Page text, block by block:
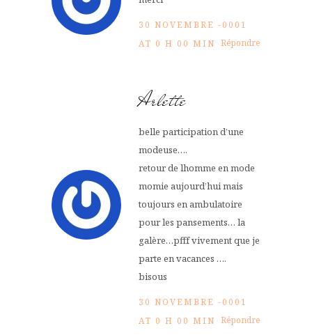
30 NOVEMBRE -0001
AT 0 H 00 MIN Répondre
Arlette
belle participation d’une
modeuse….
retour de lhomme en mode
momie aujourd’hui mais
toujours en ambulatoire
pour les pansements… la
galère…pfff vivement que je
parte en vacances ….
bisous
30 NOVEMBRE -0001
AT 0 H 00 MIN Répondre